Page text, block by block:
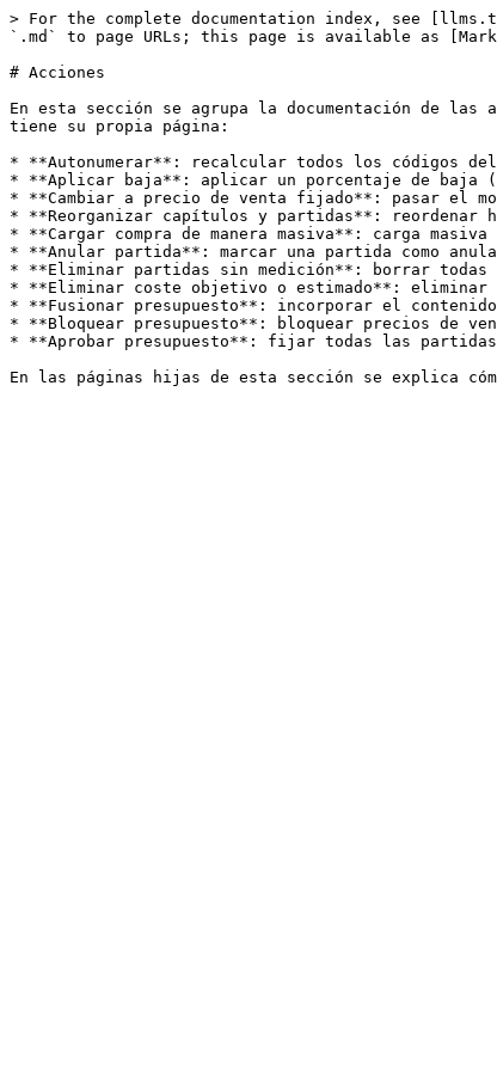
> For the complete documentation index, see
`.md` to page URLs; this page is available as
# Acciones
En esta sección se agrupa la documentación de las
tiene su propia página:
* **Autonumerar**: recalcular todos los códigos
* **Aplicar baja**: aplicar un porcentaje de baja
* **Cambiar a precio de venta fijado**: pasar el
* **Reorganizar capítulos y partidas**: reordenar
* **Cargar compra de manera masiva**: carga
* **Anular partida**: marcar una partida como
* **Eliminar partidas sin medición**: borrar todas
* **Eliminar coste objetivo o estimado**: eliminar
* **Fusionar presupuesto**: incorporar el
* **Bloquear presupuesto**: bloquear precios de
* **Aprobar presupuesto**: fijar todas las partidas